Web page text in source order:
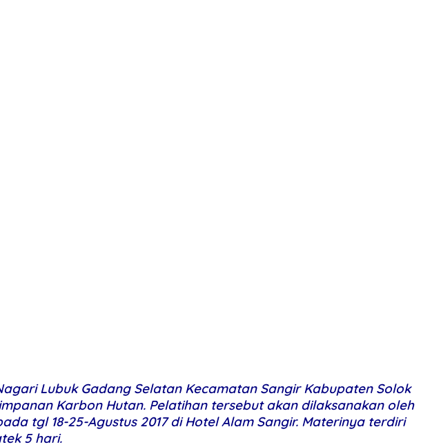
Lubuk Gadang Selatan Kecamatan Sangir Kabupaten Solok
Karbon Hutan. Pelatihan tersebut akan dilaksanakan oleh
tgl 18-25-Agustus 2017 di Hotel Alam Sangir. Materinya terdiri
5 hari.